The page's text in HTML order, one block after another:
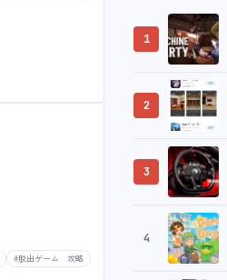
#脱出ゲーム 攻略
1
2
3
4